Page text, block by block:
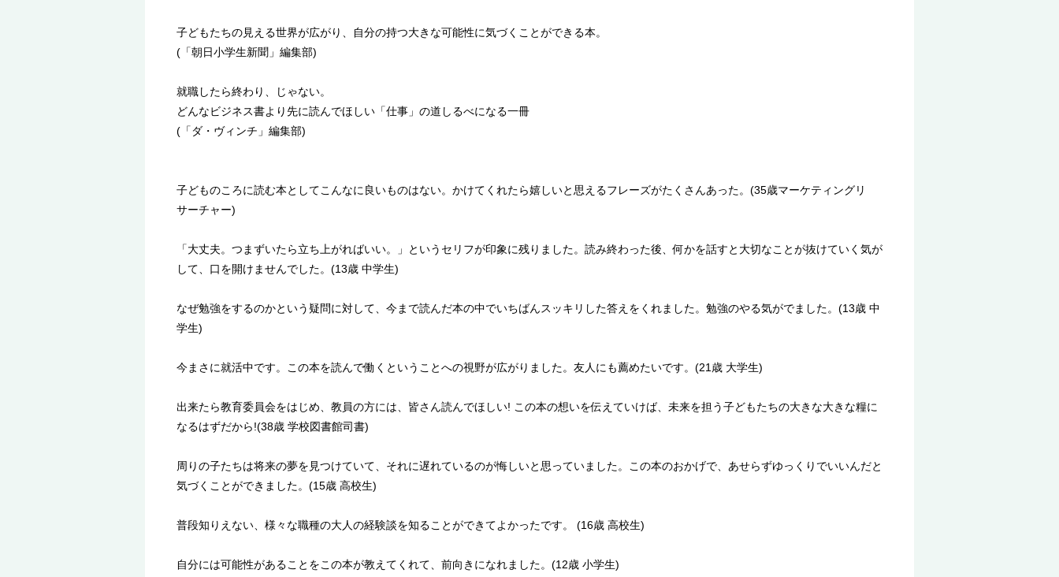
子どもたちの見える世界が広がり、自分の持つ大きな可能性に気づくことができる本。
(「朝日小学生新聞」編集部)
就職したら終わり、じゃない。
どんなビジネス書より先に読んでほしい「仕事」の道しるべになる一冊
(「ダ・ヴィンチ」編集部)
子どものころに読む本としてこんなに良いものはない。かけてくれたら嬉しいと思えるフレーズがたくさんあった。(35歳マーケティングリ
サーチャー)
「大丈夫。つまずいたら立ち上がればいい。」というセリフが印象に残りました。読み終わった後、何かを話すと大切なことが抜けていく気が
して、口を開けませんでした。(13歳 中学生)
なぜ勉強をするのかという疑問に対して、今まで読んだ本の中でいちばんスッキリした答えをくれました。勉強のやる気がでました。(13歳 中
学生)
今まさに就活中です。この本を読んで働くということへの視野が広がりました。友人にも薦めたいです。(21歳 大学生)
出来たら教育委員会をはじめ、教員の方には、皆さん読んでほしい! この本の想いを伝えていけば、未来を担う子どもたちの大きな大きな糧に
なるはずだから!(38歳 学校図書館司書)
周りの子たちは将来の夢を見つけていて、それに遅れているのが悔しいと思っていました。この本のおかげで、あせらずゆっくりでいいんだと
気づくことができました。(15歳 高校生)
普段知りえない、様々な職種の大人の経験談を知ることができてよかったです。 (16歳 高校生)
自分には可能性があることをこの本が教えてくれて、前向きになれました。(12歳 小学生)